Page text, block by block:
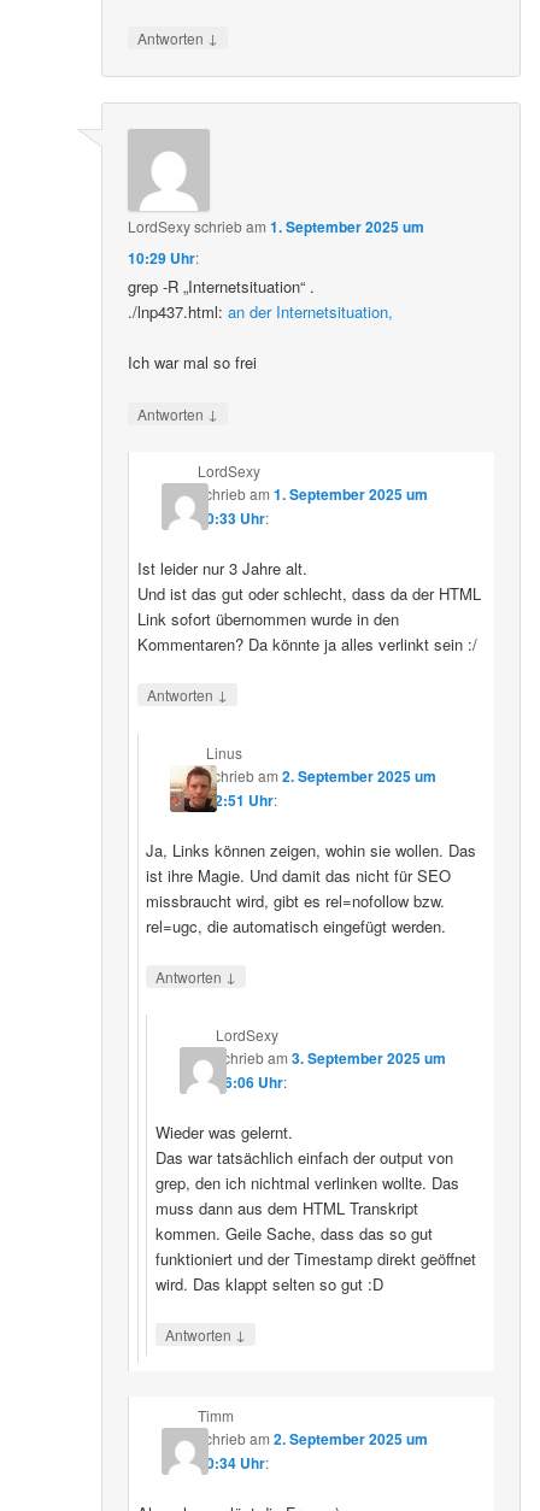
Antworten ↓
LordSexyschriebam1. September 2025 um
10:29 Uhr:
grep -R „Internetsituation“ .
./lnp437.html:an der Internetsituation,
Ich war mal so frei
Antworten ↓
LordSexy
schriebam 1. September 2025 um
10:33 Uhr:
Ist leider nur 3 Jahre alt.
Und ist das gut oder schlecht, dass da der HTML
Link sofort übernommen wurde in den
Kommentaren? Da könnte ja alles verlinkt sein :/
Antworten ↓
Linus
schriebam2. September 2025 um
12:51 Uhr:
Ja, Links können zeigen, wohin sie wollen. Das
ist ihre Magie. Und damit das nicht für SEO
missbraucht wird, gibt es rel=nofollow bzw.
rel=ugc, die automatisch eingefügt werden.
Antworten ↓
LordSexy
schriebam 3. September 2025 um
16:06 Uhr:
Wieder was gelernt.
Das war tatsächlich einfach der output von
grep, den ich nichtmal verlinken wollte. Das
muss dann aus dem HTML Transkript
kommen. Geile Sache, dass das so gut
funktioniert und der Timestamp direkt geöffnet
wird. Das klappt selten so gut :D
Antworten ↓
Timm
schriebam 2. September 2025 um
10:34 Uhr: